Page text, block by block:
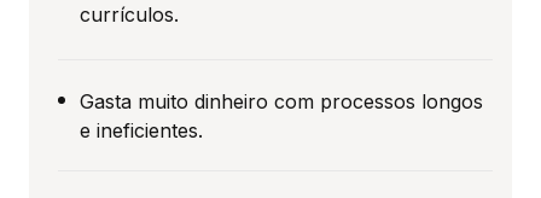
currículos.
Gasta muito dinheiro com processos longos
e ineficientes.